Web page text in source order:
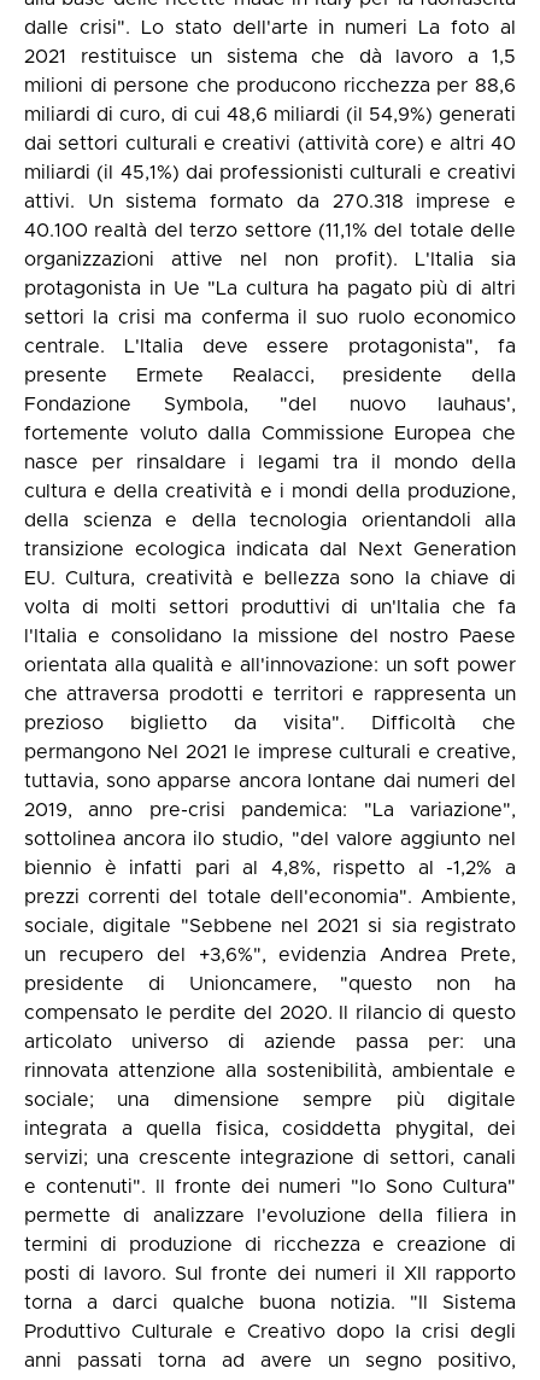
dalle crisi". Lo stato dell'arte in numeri La foto al
2021 restituisce un sistema che dà lavoro a 1,5
milioni di persone che producono ricchezza per 88,6
miliardi di curo, di cui 48,6 miliardi (il 54,9%) generati
dai settori culturali e creativi (attività core) e altri 40
miliardi (il 45,1%) dai professionisti culturali e creativi
attivi. Un sistema formato da 270.318 imprese e
40.100 realtà del terzo settore (11,1% del totale delle
organizzazioni attive nel non profit). L'Italia sia
protagonista in Ue "La cultura ha pagato più di altri
settori la crisi ma conferma il suo ruolo economico
centrale. L'Italia deve essere protagonista", fa
presente Ermete Realacci, presidente della
Fondazione Symbola, "del nuovo lauhaus',
fortemente voluto dalla Commissione Europea che
nasce per rinsaldare i legami tra il mondo della
cultura e della creatività e i mondi della produzione,
della scienza e della tecnologia orientandoli alla
transizione ecologica indicata dal Next Generation
EU. Cultura, creatività e bellezza sono la chiave di
volta di molti settori produttivi di un'Italia che fa
l'Italia e consolidano la missione del nostro Paese
orientata alla qualità e all'innovazione: un soft power
che attraversa prodotti e territori e rappresenta un
prezioso biglietto da visita". Difficoltà che
permangono Nel 2021 le imprese culturali e creative,
tuttavia, sono apparse ancora lontane dai numeri del
2019, anno pre-crisi pandemica: "La variazione",
sottolinea ancora ilo studio, "del valore aggiunto nel
biennio è infatti pari al 4,8%, rispetto al -1,2% a
prezzi correnti del totale dell'economia". Ambiente,
sociale, digitale "Sebbene nel 2021 si sia registrato
un recupero del +3,6%", evidenzia Andrea Prete,
presidente di Unioncamere, "questo non ha
compensato le perdite del 2020. Il rilancio di questo
articolato universo di aziende passa per: una
rinnovata attenzione alla sostenibilità, ambientale e
sociale; una dimensione sempre più digitale
integrata a quella fisica, cosiddetta phygital, dei
servizi; una crescente integrazione di settori, canali
e contenuti". Il fronte dei numeri "Io Sono Cultura"
permette di analizzare l'evoluzione della filiera in
termini di produzione di ricchezza e creazione di
posti di lavoro. Sul fronte dei numeri il XII rapporto
torna a darci qualche buona notizia. "Il Sistema
Produttivo Culturale e Creativo dopo la crisi degli
anni passati torna ad avere un segno positivo,